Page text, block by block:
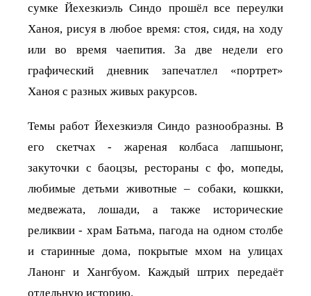
сумке Йехезкиэль Синдо прошёл все переулки
Ханоя, рисуя в любое время: стоя, сидя, на ходу
или во время чаепития. За две недели его
графический дневник запечатлел «портрет»
Ханоя с разных живых ракурсов.
Темы работ Йехезкиэля Синдо разнообразны. В
его скетчах - жареная колбаса лапшыонг,
закуточки с баоцзы, рестораны с фо, мопеды,
любимые детьми животные – собаки, кошкки,
медвежата, лошади, а также исторические
реликвии - храм Батьма, пагода на одном столбе
и старинные дома, покрытые мхом на улицах
Ланонг и Хангбуом. Каждый штрих передаёт
отдельную историю.